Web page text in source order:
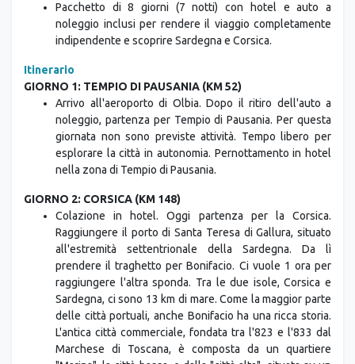
Pacchetto di 8 giorni (7 notti) con hotel e auto a
noleggio inclusi per rendere il viaggio completamente
indipendente e scoprire Sardegna e Corsica.
Itinerario
GIORNO 1: TEMPIO DI PAUSANIA (KM 52)
Arrivo all'aeroporto di Olbia. Dopo il ritiro dell'auto a
noleggio, partenza per Tempio di Pausania. Per questa
giornata non sono previste attività. Tempo libero per
esplorare la città in autonomia. Pernottamento in hotel
nella zona di Tempio di Pausania.
GIORNO 2: CORSICA (KM 148)
Colazione in hotel. Oggi partenza per la Corsica.
Raggiungere il porto di Santa Teresa di Gallura, situato
all'estremità settentrionale della Sardegna. Da lì
prendere il traghetto per Bonifacio. Ci vuole 1 ora per
raggiungere l'altra sponda. Tra le due isole, Corsica e
Sardegna, ci sono 13 km di mare. Come la maggior parte
delle città portuali, anche Bonifacio ha una ricca storia.
L'antica città commerciale, fondata tra l'823 e l'833 dal
Marchese di Toscana, è composta da un quartiere